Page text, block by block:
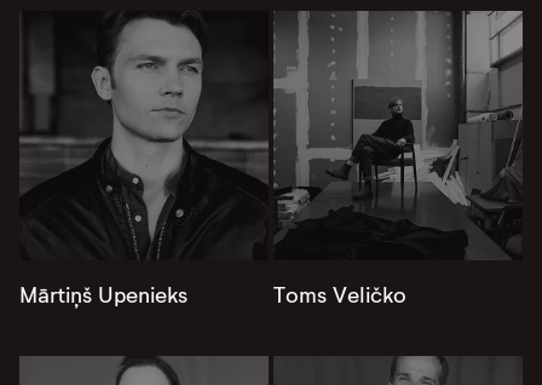
Mārtiņš Upenieks Toms Veličko